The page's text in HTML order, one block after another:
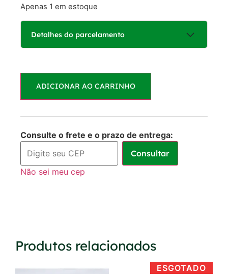
Apenas 1 em estoque
Detalhes do parcelamento
1x deR$225,00
sem juros
sem juros
sem juros
ADICIONAR AO CARRINHO
Consulte o frete e o prazo de entrega:
Consultar
Não sei meu cep
Produtos relacionados
ESGOTADO